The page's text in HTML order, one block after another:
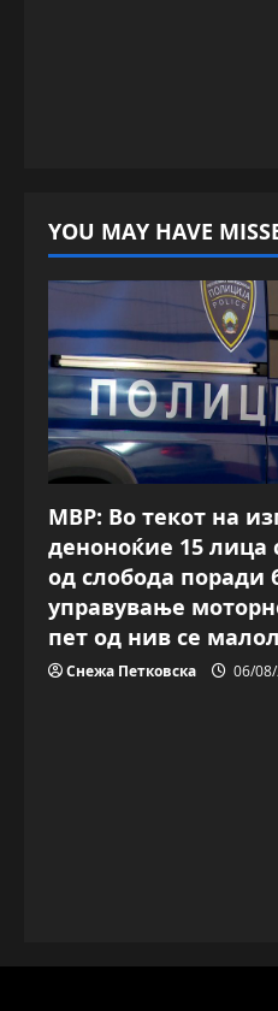
YOU MAY HAVE
МВР: Во текот на
деноноќие 15
од слобода поради
управување
пет од нив се
Снежа Петковска 06/